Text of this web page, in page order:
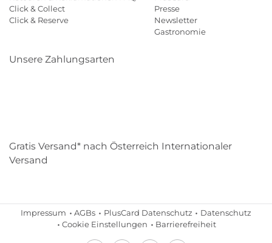
Click & Collect
Click & Reserve
Presse
Newsletter
Gastronomie
Unsere Zahlungsarten
Gratis Versand* nach Österreich Internationaler
Versand
Impressum AGBs PlusCard Datenschutz
Datenschutz
Cookie Einstellungen
Barrierefreiheit